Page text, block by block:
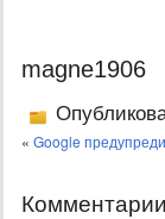
magne1906
« Google